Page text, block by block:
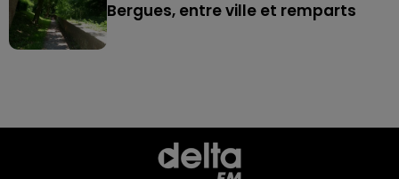
Bergues, entre ville et remparts